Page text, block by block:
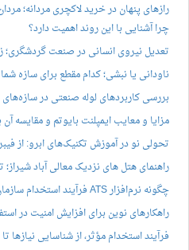
رازهای پنهان در خرید لاکچری مردانه؛
چرا آشنایی با این روند اهمیت دارد؟
تعدیل نیروی انسانی در صنعت گردشگری؛
ناودانی یا نبشی؛ کدام مقطع برای سازه
بررسی کاربردهای لوله صنعتی در
مزایا و معایب ایمپلنت بایوتم و مقایسه آن
تحولی نو در آموزش تکنیک‌های ابرو: از
راهنمای هتل های نزدیک معالی آباد
چگونه نرم‌افزار ATS فرآیند استخدام سازمان شما را متحول می‌کند؟
راهکارهای نوین برای افزایش امنیت در
فرآیند استخدام مؤثر، از شناسایی